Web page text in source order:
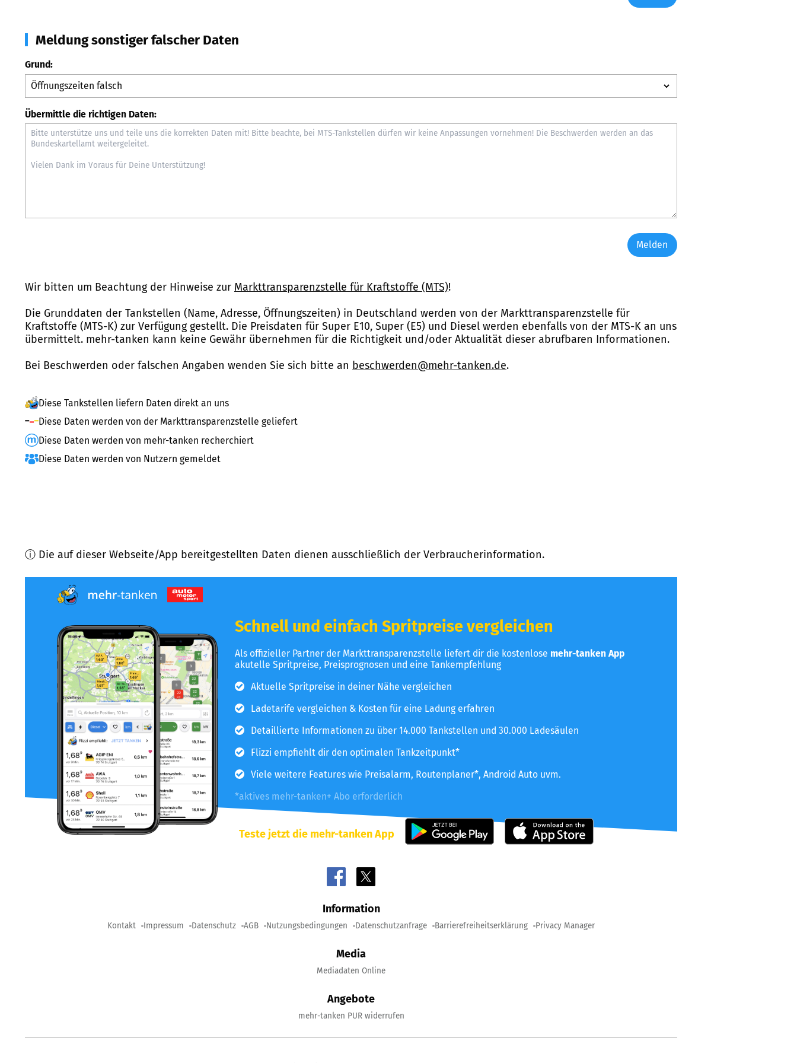
Meldung sonstiger falscher Daten
Grund:
Übermittle die richtigen Daten:
Melden
Wir bitten um Beachtung der Hinweise zur Markttransparenzstelle für Kraftstoffe (MTS)!
Die Grunddaten der Tankstellen (Name, Adresse, Öffnungszeiten) in Deutschland werden von der Markttransparenzstelle für
Kraftstoffe (MTS-K) zur Verfügung gestellt. Die Preisdaten für Super E10, Super (E5) und Diesel werden ebenfalls von der MTS-K an uns
übermittelt. mehr-tanken kann keine Gewähr übernehmen für die Richtigkeit und/oder Aktualität dieser abrufbaren Informationen.
Bei Beschwerden oder falschen Angaben wenden Sie sich bitte an beschwerden@mehr-tanken.de.
Diese Tankstellen liefern Daten direkt an uns
Diese Daten werden von der Markttransparenzstelle geliefert
Diese Daten werden von mehr-tanken recherchiert
Diese Daten werden von Nutzern gemeldet
ⓘ Die auf dieser Webseite/App bereitgestellten Daten dienen ausschließlich der Verbraucherinformation.
Schnell und einfach Spritpreise vergleichen
Als offizieller Partner der Markttransparenzstelle liefert dir die kostenlose mehr-tanken App
akutelle Spritpreise, Preisprognosen und eine Tankempfehlung
Aktuelle Spritpreise in deiner Nähe vergleichen
Ladetarife vergleichen & Kosten für eine Ladung erfahren
Detaillierte Informationen zu über 14.000 Tankstellen und 30.000 Ladesäulen
Flizzi empfiehlt dir den optimalen Tankzeitpunkt*
Viele weitere Features wie Preisalarm, Routenplaner*, Android Auto uvm.
*aktives mehr-tanken+ Abo erforderlich
Teste jetzt die mehr-tanken App
Information
Kontakt Impressum Datenschutz AGB Nutzungsbedingungen Datenschutzanfrage Barrierefreiheitserklärung Privacy Manager
Media
Mediadaten Online
Angebote
mehr-tanken PUR widerrufen